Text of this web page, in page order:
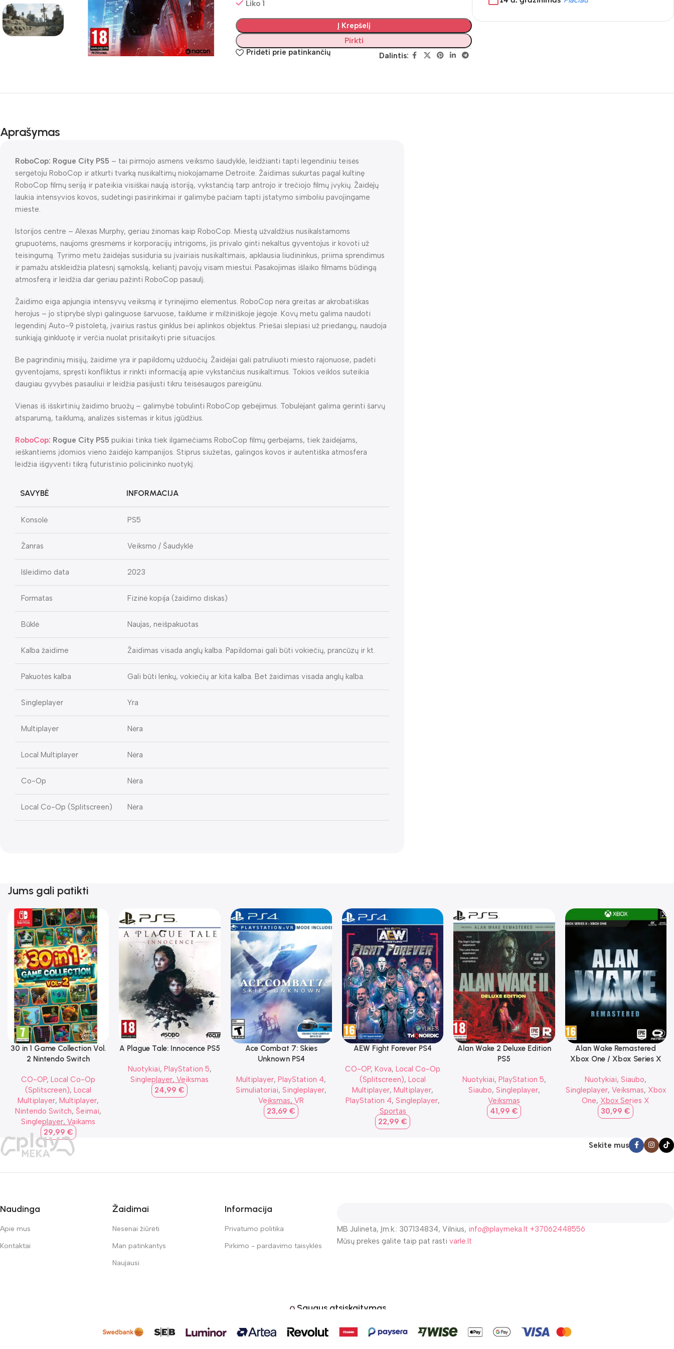
Liko 1
Į Krepšelį
Pirkti
Pridėti prie patinkančių
Dalintis:
Aprašymas
RoboCop: Rogue City PS5 – tai pirmojo asmens veiksmo šaudyklė, leidžianti tapti legendiniu teisės
sergėtoju RoboCop ir atkurti tvarką nusikaltimų niokojamame Detroite. Žaidimas sukurtas pagal kultinę
RoboCop filmų seriją ir pateikia visiškai naują istoriją, vykstančią tarp antrojo ir trečiojo filmų įvykių. Žaidėjų
laukia intensyvios kovos, sudėtingi pasirinkimai ir galimybė pačiam tapti įstatymo simboliu pavojingame
mieste.
Istorijos centre – Alexas Murphy, geriau žinomas kaip RoboCop. Miestą užvaldžius nusikalstamoms
grupuotėms, naujoms grėsmėms ir korporacijų intrigoms, jis privalo ginti nekaltus gyventojus ir kovoti už
teisingumą. Tyrimo metu žaidėjas susiduria su įvairiais nusikaltimais, apklausia liudininkus, priima sprendimus
ir pamažu atskleidžia platesnį sąmokslą, keliantį pavojų visam miestui. Pasakojimas išlaiko filmams būdingą
atmosferą ir leidžia dar geriau pažinti RoboCop pasaulį.
Žaidimo eiga apjungia intensyvų veiksmą ir tyrinėjimo elementus. RoboCop nėra greitas ar akrobatiškas
herojus – jo stiprybė slypi galinguose šarvuose, taiklume ir milžiniškoje jėgoje. Kovų metu galima naudoti
legendinį Auto-9 pistoletą, įvairius rastus ginklus bei aplinkos objektus. Priešai slepiasi už priedangų, naudoja
sunkiąją ginkluotę ir verčia nuolat prisitaikyti prie situacijos.
Be pagrindinių misijų, žaidime yra ir papildomų užduočių. Žaidėjai gali patruliuoti miesto rajonuose, padėti
gyventojams, spręsti konfliktus ir rinkti informaciją apie vykstančius nusikaltimus. Tokios veiklos suteikia
daugiau gyvybės pasauliui ir leidžia pasijusti tikru teisėsaugos pareigūnu.
Vienas iš išskirtinių žaidimo bruožų – galimybė tobulinti RoboCop gebėjimus. Tobulėjant galima gerinti šarvų
atsparumą, taiklumą, analizės sistemas ir kitus įgūdžius.
RoboCop: Rogue City PS5 puikiai tinka tiek ilgamečiams RoboCop filmų gerbėjams, tiek žaidėjams,
ieškantiems įdomios vieno žaidėjo kampanijos. Stiprus siužetas, galingos kovos ir autentiška atmosfera
leidžia išgyventi tikrą futuristinio policininko nuotykį.
SAVYBĖ INFORMACIJA
Konsolė PS5
Žanras Veiksmo / Šaudyklė
Išleidimo data 2023
Formatas Fizinė kopija (žaidimo diskas)
Būklė Naujas, neišpakuotas
Kalba žaidime Žaidimas visada anglų kalba. Papildomai gali būti vokiečių, prancūzų ir kt.
Pakuotės kalba Gali būti lenkų, vokiečių ar kita kalba. Bet žaidimas visada anglų kalba.
Singleplayer Yra
Multiplayer Nėra
Local Multiplayer Nėra
Co-Op Nėra
Local Co-Op (Splitscreen) Nėra
Jums gali patikti
30 in 1 Game Collection Vol.
2 Nintendo Switch
CO-OP,Local Co-Op
(Splitscreen),Local
Multiplayer,Multiplayer,
Nintendo Switch, Šeimai,
Singleplayer,Vaikams
29,99 €
A Plague Tale: Innocence PS5
Nuotykiai, PlayStation 5,
Singleplayer,Veiksmas
24,99€
Ace Combat 7: Skies
Unknown PS4
Multiplayer,PlayStation 4,
Simuliatoriai,Singleplayer,
Veiksmas,VR
23,69€
AEW Fight Forever PS4
CO-OP,Kova,Local Co-Op
(Splitscreen),Local
Multiplayer,Multiplayer,
PlayStation 4,Singleplayer,
Sportas
22,99€
Alan Wake 2 Deluxe Edition
PS5
Nuotykiai, PlayStation 5,
Siaubo, Singleplayer,
Veiksmas
41,99€
Alan Wake Remastered
Xbox One / Xbox Series X
Nuotykiai,Siaubo,
Singleplayer, Veiksmas, Xbox
One, Xbox Series X
30,99€
Sekite mus
Naudinga
Apie mus
Kontaktai
Žaidimai
Nesenai žiūrėti
Man patinkantys
Naujausi
Informacija
Privatumo politika
Pirkimo - pardavimo taisyklės
MB Julineta, Įm.k.: 307134834, Vilnius, info@playmeka.lt +37062448556
Mūsų prekes galite taip pat rasti varle.lt
Saugus atsiskaitymas